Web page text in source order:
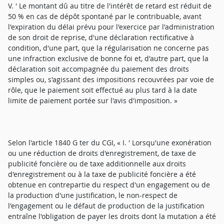
V. ' Le montant dû au titre de l'intérêt de retard est réduit de
50 % en cas de dépôt spontané par le contribuable, avant
l'expiration du délai prévu pour l'exercice par l'administration
de son droit de reprise, d'une déclaration rectificative à
condition, d'une part, que la régularisation ne concerne pas
une infraction exclusive de bonne foi et, d'autre part, que la
déclaration soit accompagnée du paiement des droits
simples ou, s'agissant des impositions recouvrées par voie de
rôle, que le paiement soit effectué au plus tard à la date
limite de paiement portée sur l'avis d'imposition. »
Selon l'article 1840 G ter du CGI, « I. ' Lorsqu'une exonération
ou une réduction de droits d'enregistrement, de taxe de
publicité foncière ou de taxe additionnelle aux droits
d'enregistrement ou à la taxe de publicité foncière a été
obtenue en contrepartie du respect d'un engagement ou de
la production d'une justification, le non-respect de
l'engagement ou le défaut de production de la justification
entraîne l'obligation de payer les droits dont la mutation a été